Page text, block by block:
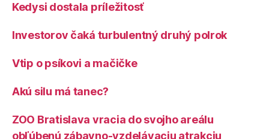
Kedysi dostala príležitosť
Investorov čaká turbulentný druhý polrok
Vtip o psíkovi a mačičke
Akú silu má tanec?
ZOO Bratislava vracia do svojho areálu
obľúbenú zábavno-vzdelávaciu atrakciu